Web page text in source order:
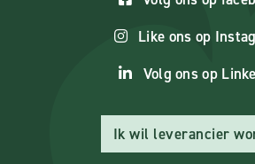
Like ons op
Volg ons op
Ik wil leverancier